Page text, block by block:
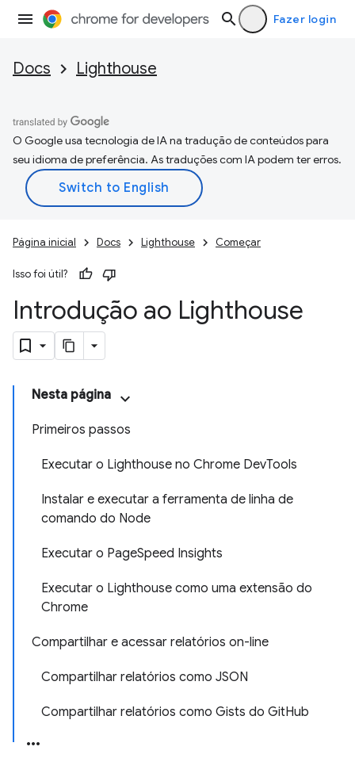
Fazer login
Docs Lighthouse
O Google usa tecnologia de IA na tradução de conteúdos para
seu idioma de preferência. As traduções com IA podem ter erros.
Página inicial Docs Lighthouse Começar
Isso foi útil?
Introdução ao Lighthouse
Nesta página
Primeiros passos
Executar o Lighthouse no Chrome DevTools
Instalar e executar a ferramenta de linha de
comando do Node
Executar o PageSpeed Insights
Executar o Lighthouse como uma extensão do
Chrome
Compartilhar e acessar relatórios on-line
Compartilhar relatórios como JSON
Compartilhar relatórios como Gists do GitHub